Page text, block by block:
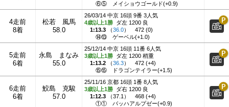
⑥⑤
メイショウゴールド(+0.9)
4走前
8着
松若 風馬
58.0
26/03/14 中京 16頭 9番 3人気
4歳以上1勝 ダ左 1200 良
1:13.3 （36.0）
472 (0)
⑭⑬
ゲーベル(+1.0)
5走前
6着
永島 まなみ
55.0
25/12/14 中京 16頭 11番 6人気
3歳以上1勝 ダ左 1200 稍重
1:13.2 （36.3）
472 (+4)
⑮⑮
ドラゴンテイラー(+1.5)
6走前
6着
鮫島 克駿
57.0
25/11/16 京都 16頭 1番 8人気
3歳以上1勝 ダ右 1200 良
1:12.3 （37.1 ）
468 (+4)
①①
バッハアルプゼー(+0.9)